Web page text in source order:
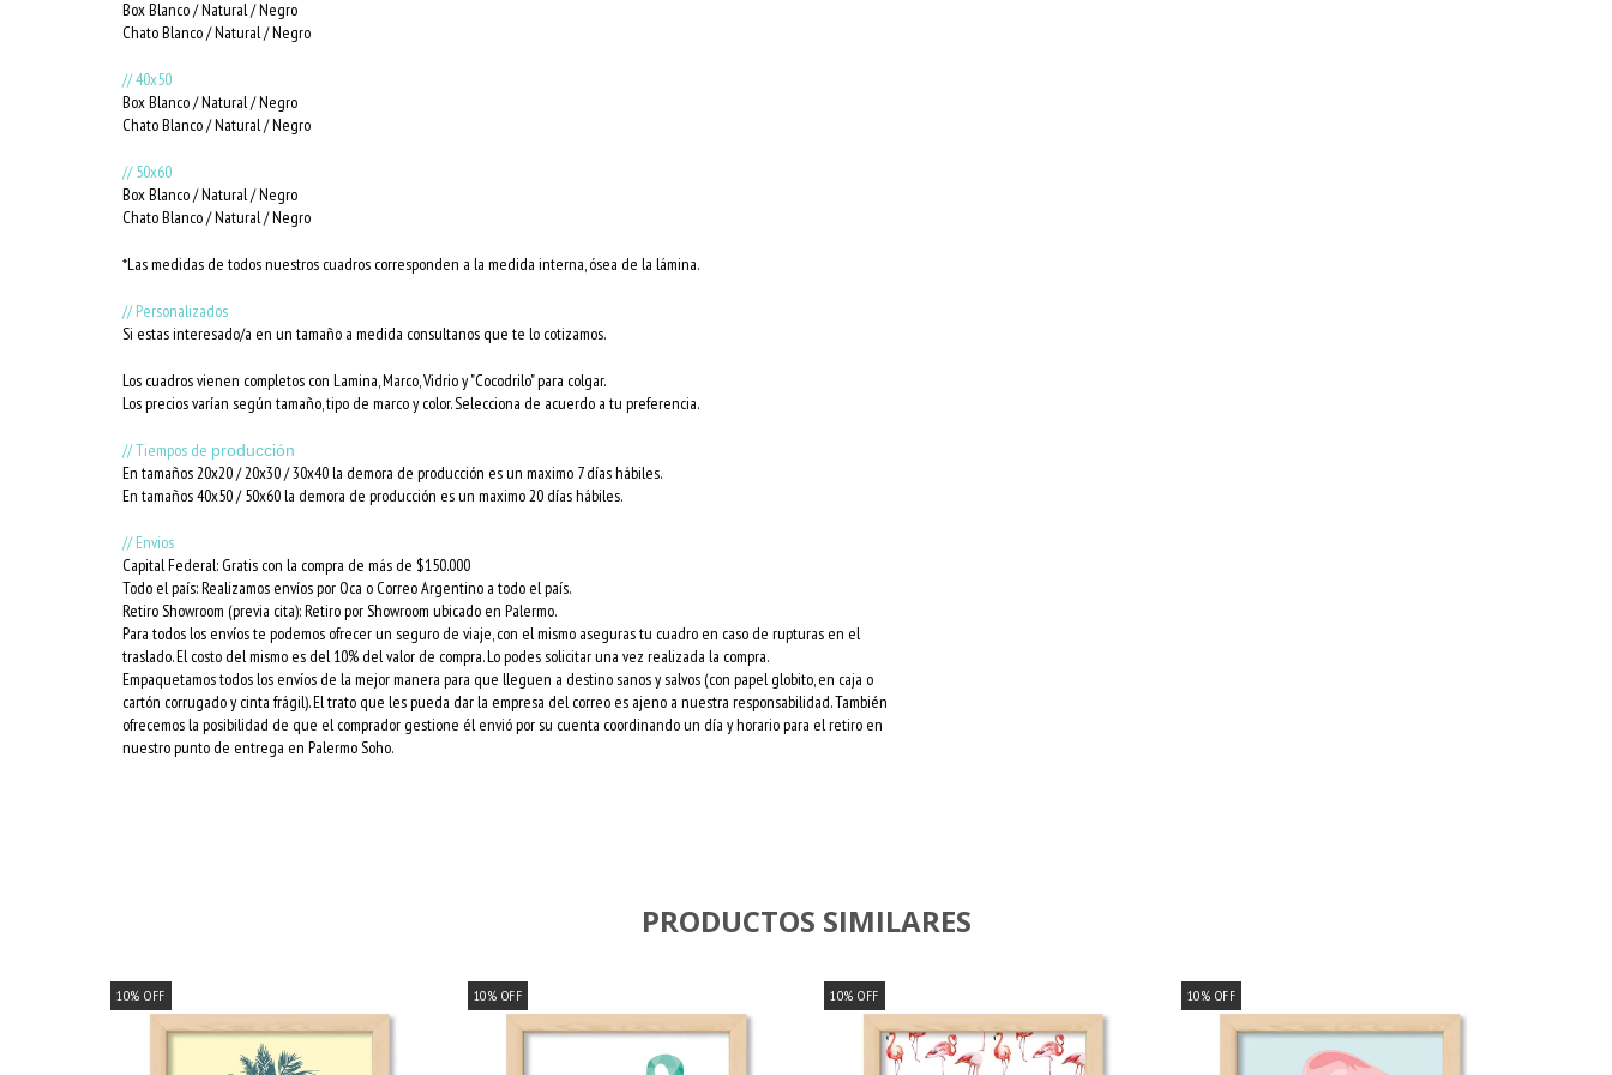
Box Blanco / Natural / Negro
Chato Blanco / Natural / Negro
// 40x50
Box Blanco / Natural / Negro
Chato Blanco / Natural / Negro
// 50x60
Box Blanco / Natural / Negro
Chato Blanco / Natural / Negro
*Las medidas de todos nuestros cuadros corresponden a la medida interna, ósea de la lámina.
// Personalizados
Si estas interesado/a en un tamaño a medida consultanos que te lo cotizamos.
Los cuadros vienen completos con Lamina, Marco, Vidrio y "Cocodrilo" para colgar.
Los precios varían según tamaño, tipo de marco y color. Selecciona de acuerdo a tu preferencia.
// Tiempos de producción
En tamaños 20x20 / 20x30 / 30x40 la demora de producción es un maximo 7 días hábiles.
En tamaños 40x50 / 50x60 la demora de producción es un maximo 20 días hábiles.
// Envios
Capital Federal: Gratis con la compra de más de $150.000
Todo el país: Realizamos envíos por Oca o Correo Argentino a todo el país.
Retiro Showroom (previa cita): Retiro por Showroom ubicado en Palermo.
Para todos los envíos te podemos ofrecer un seguro de viaje, con el mismo aseguras tu cuadro en caso de rupturas en el
traslado. El costo del mismo es del 10% del valor de compra. Lo podes solicitar una vez realizada la compra.
Empaquetamos todos los envíos de la mejor manera para que lleguen a destino sanos y salvos (con papel globito, en caja o
cartón corrugado y cinta frágil). El trato que les pueda dar la empresa del correo es ajeno a nuestra responsabilidad. También
ofrecemos la posibilidad de que el comprador gestione él envió por su cuenta coordinando un día y horario para el retiro en
nuestro punto de entrega en Palermo Soho.
PRODUCTOS SIMILARES
10% OFF 10% OFF 10% OFF 10% OFF